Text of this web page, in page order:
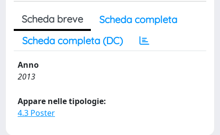
Scheda breve
Scheda completa
Scheda completa (DC)
Anno
2013
Appare nelle tipologie:
4.3 Poster